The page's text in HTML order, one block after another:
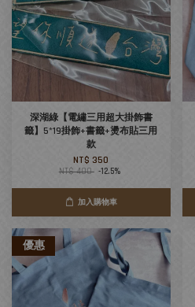
深湖綠【電繡三用超大掛飾書
籤】5*19掛飾+書籤+燙布貼三用
款
NT$ 350
NT$ 400 -12.5%
加入購物車
優惠